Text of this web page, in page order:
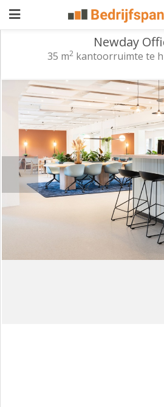
aanbieden
Pand
zoeken
Waarom
adverteren
Premium
adverteren
Blog
Newday
35 m2kantoorruimte te